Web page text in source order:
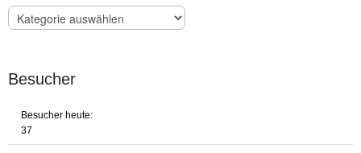
Kategorien
Besucher
Besucher heute:
37